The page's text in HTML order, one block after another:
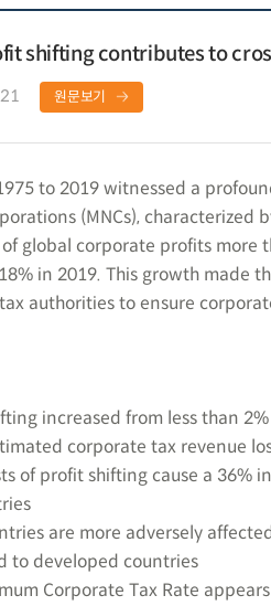
shifting contributes to
원문보기
to 2019 witnessed a
(MNCs), characterized
of global corporate profits
in 2019. This growth made
authorities to ensure
increased from less than
corporate tax revenue
of profit shifting cause a 36%
are more adversely
to developed countries
Corporate Tax Rate